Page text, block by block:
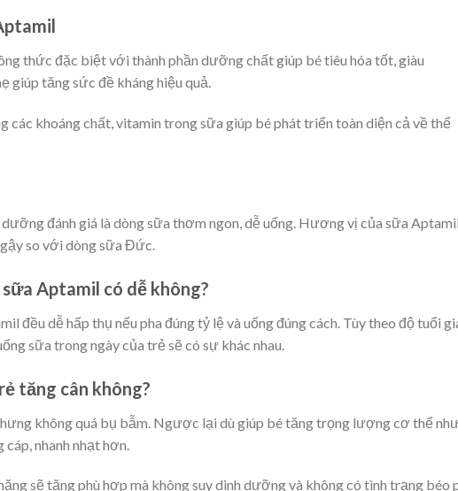
thức đặc biệt với thành phần dưỡng chất giúp bé tiêu hóa tốt, giàu
giúp tăng sức đề kháng hiệu quả.
các khoáng chất, vitamin trong sữa giúp bé phát triển toàn diện cả về thể
đánh giá là dòng sữa thơm ngon, dễ uống. Hương vị của sữa Aptamil
so với dòng sữa Đức.
Aptamil có dễ không?
đều dễ hấp thụ nếu pha đúng tỷ lệ và uống đúng cách. Tùy theo độ tuổi
sữa trong ngày của trẻ sẽ có sự khác nhau.
tăng cân không?
không quá bụ bẫm. Ngược lại dù giúp bé tăng trọng lượng cơ thể
nhanh nhạt hơn.
sẽ tăng phù hợp mà không suy dinh dưỡng và không có tình trạng béo